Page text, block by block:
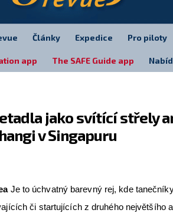
jako svítící střely
v Singapuru
Je to úchvatný barevný rej, kde
či startujících z druhého největšího
Články Expedice Pro piloty
app The SAFE Guide app